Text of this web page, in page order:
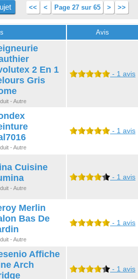
<< < Page 27 sur 65 > >>
Avis
2 En 1
Gris
- Autre
- 1 avis
- Autre
- 1 avis
Cuisine
- Autre
- 1 avis
Merlin
Bas De
- Autre
- 1 avis
Affiche
Arch
- 1 avis